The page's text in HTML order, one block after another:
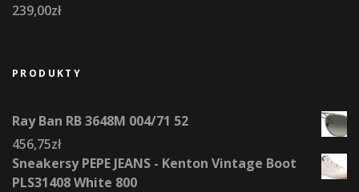
239,00zł
PRODUKTY
Ray Ban RB 3648M 004/71 52
456,75zł
Sneakersy PEPE JEANS - Kenton Vintage Boot
PLS31408 White 800